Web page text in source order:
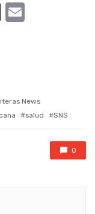
X
News
salud SNS
0